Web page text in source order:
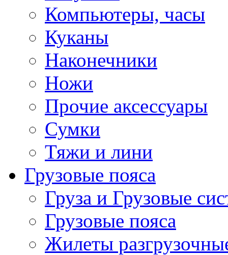
Компьютеры, часы
Куканы
Наконечники
Ножи
Прочие аксессуары
Сумки
Тяжи и лини
Грузовые пояса
Груза и Грузовые
Грузовые пояса
Жилеты